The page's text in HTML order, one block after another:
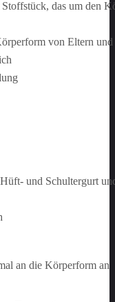
das um den
von Eltern
und Schultergurt
an die Körperform an